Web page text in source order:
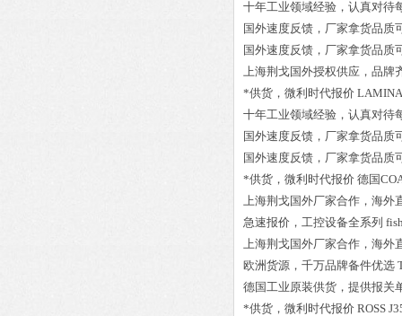
十年工业领域经验，认真对待
国外速度反馈，厂家拿货品质
国外速度反馈，厂家拿货品质
上海荆戈国外授权供应，品牌
*供货，微利时代报价
十年工业领域经验，认真对待
国外速度反馈，厂家拿货品质
国外速度反馈，厂家拿货品质
*供货，微利时代报价 德国
上海荆戈国外厂家合作，海外
急速报价，工控设备全系列
上海荆戈国外厂家合作，海外
欧洲货源，千万品牌备件优选
德国工业原装供货，提供报关
*供货，微利时代报价 ROSS